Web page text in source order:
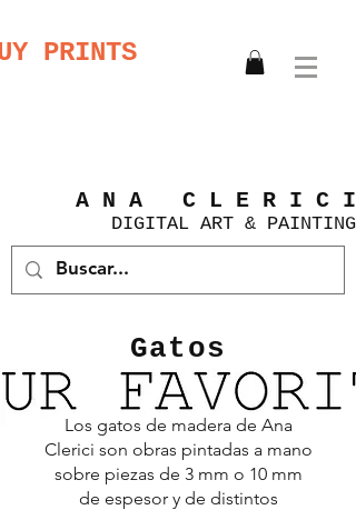
PRINTS
A N A C L E R I C I
DIGITAL ART & PAINTING
Gatos
Los gatos de madera de Ana
Clerici son obras pintadas a mano
sobre piezas de 3 mm o 10 mm
de espesor y de distintos